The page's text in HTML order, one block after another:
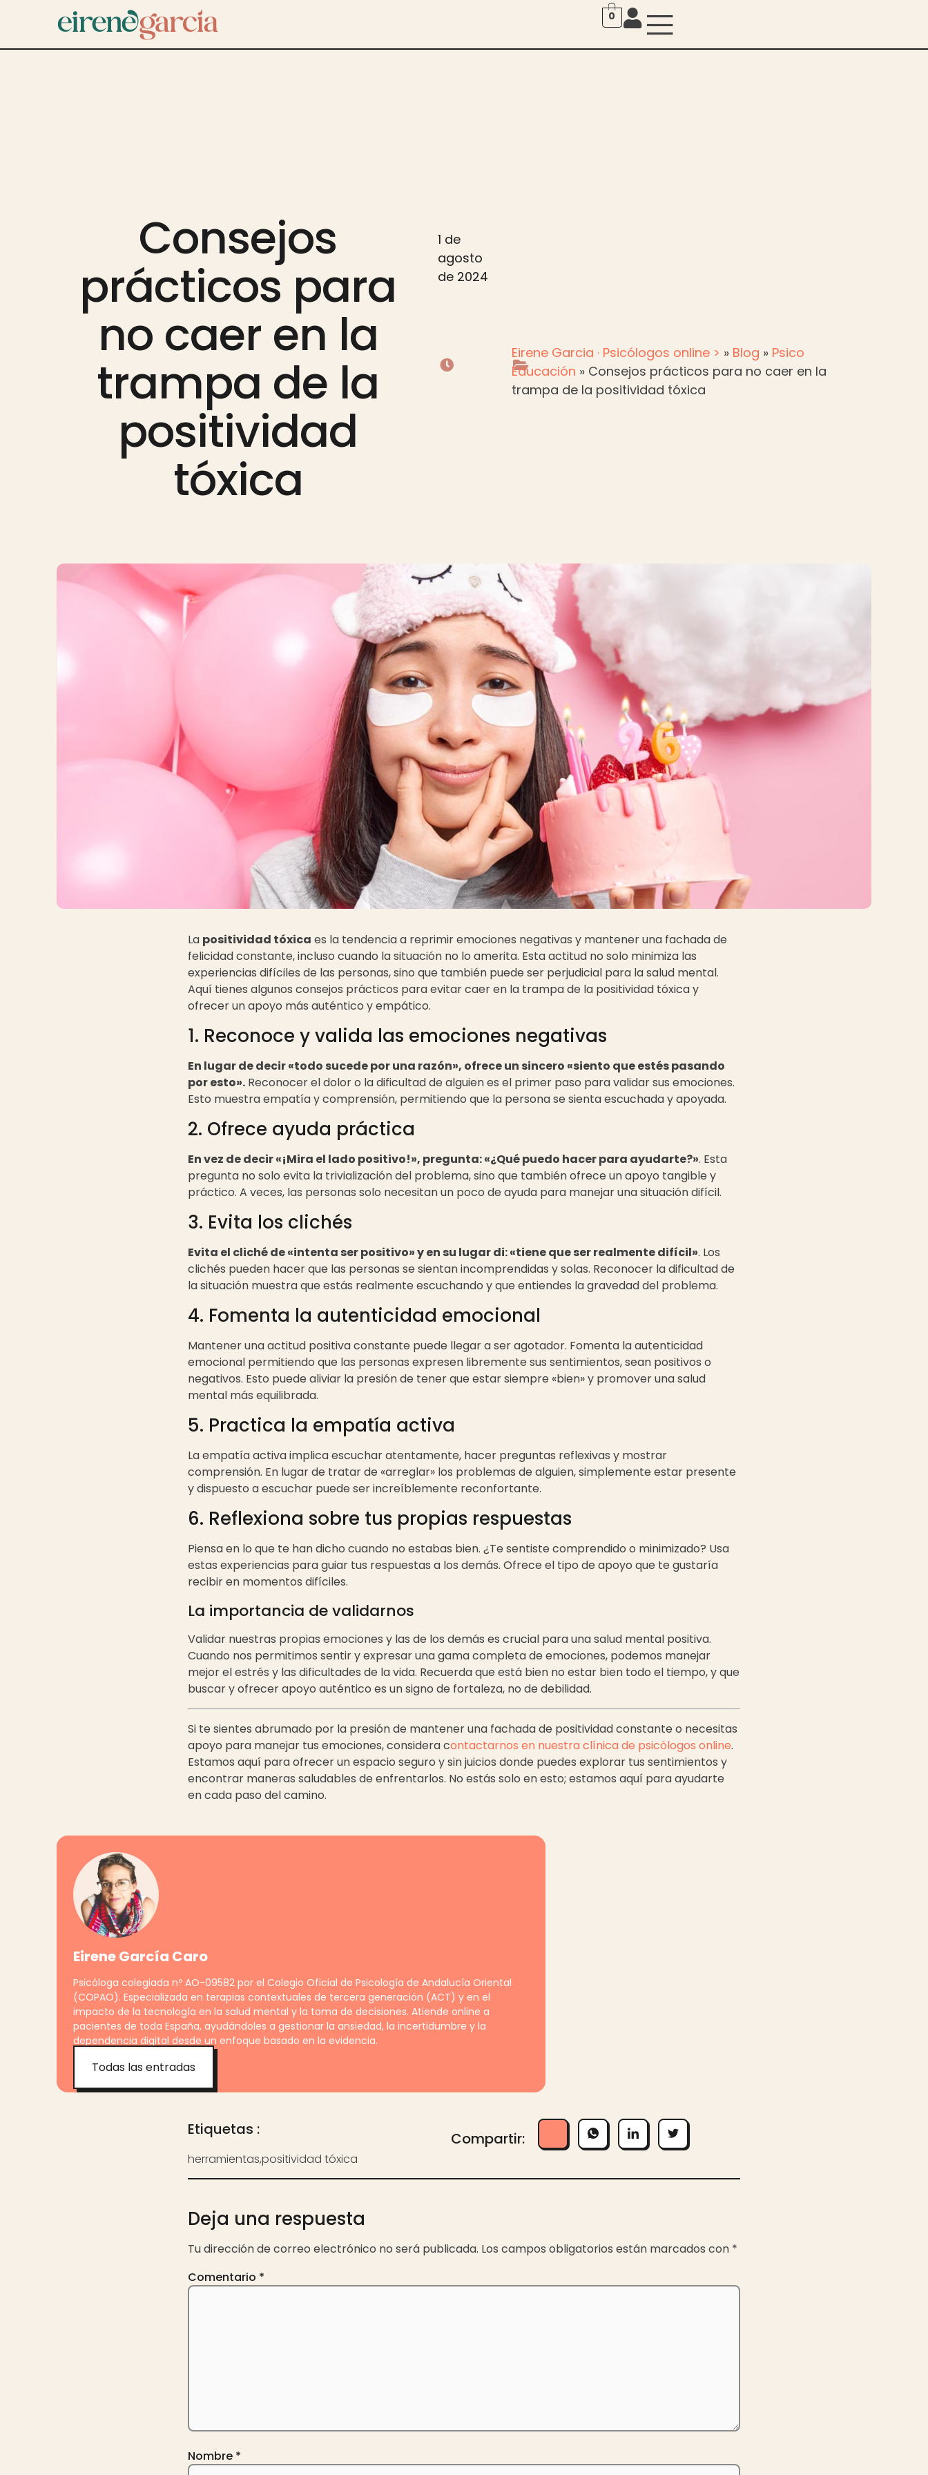
0
Consejos
prácticos para
no caer en la
trampa de la
positividad
tóxica
1 de
agosto
de 2024
Eirene Garcia · Psicólogos online > » Blog » Psico
Educación » Consejos prácticos para no caer en la
trampa de la positividad tóxica
La positividad tóxica es la tendencia a reprimir emociones negativas y mantener una fachada de
felicidad constante, incluso cuando la situación no lo amerita. Esta actitud no solo minimiza las
experiencias difíciles de las personas, sino que también puede ser perjudicial para la salud mental.
Aquí tienes algunos consejos prácticos para evitar caer en la trampa de la positividad tóxica y
ofrecer un apoyo más auténtico y empático.
1. Reconoce y valida las emociones negativas
En lugar de decir «todo sucede por una razón», ofrece un sincero «siento que estés pasando
por esto». Reconocer el dolor o la dificultad de alguien es el primer paso para validar sus emociones.
Esto muestra empatía y comprensión, permitiendo que la persona se sienta escuchada y apoyada.
2. Ofrece ayuda práctica
En vez de decir «¡Mira el lado positivo!», pregunta: «¿Qué puedo hacer para ayudarte?». Esta
pregunta no solo evita la trivialización del problema, sino que también ofrece un apoyo tangible y
práctico. A veces, las personas solo necesitan un poco de ayuda para manejar una situación difícil.
3. Evita los clichés
Evita el cliché de «intenta ser positivo» y en su lugar di: «tiene que ser realmente difícil». Los
clichés pueden hacer que las personas se sientan incomprendidas y solas. Reconocer la dificultad de
la situación muestra que estás realmente escuchando y que entiendes la gravedad del problema.
4. Fomenta la autenticidad emocional
Mantener una actitud positiva constante puede llegar a ser agotador. Fomenta la autenticidad
emocional permitiendo que las personas expresen libremente sus sentimientos, sean positivos o
negativos. Esto puede aliviar la presión de tener que estar siempre «bien» y promover una salud
mental más equilibrada.
5. Practica la empatía activa
La empatía activa implica escuchar atentamente, hacer preguntas reflexivas y mostrar
comprensión. En lugar de tratar de «arreglar» los problemas de alguien, simplemente estar presente
y dispuesto a escuchar puede ser increíblemente reconfortante.
6. Reflexiona sobre tus propias respuestas
Piensa en lo que te han dicho cuando no estabas bien. ¿Te sentiste comprendido o minimizado? Usa
estas experiencias para guiar tus respuestas a los demás. Ofrece el tipo de apoyo que te gustaría
recibir en momentos difíciles.
La importancia de validarnos
Validar nuestras propias emociones y las de los demás es crucial para una salud mental positiva.
Cuando nos permitimos sentir y expresar una gama completa de emociones, podemos manejar
mejor el estrés y las dificultades de la vida. Recuerda que está bien no estar bien todo el tiempo, y que
buscar y ofrecer apoyo auténtico es un signo de fortaleza, no de debilidad.
Si te sientes abrumado por la presión de mantener una fachada de positividad constante o necesitas
apoyo para manejar tus emociones, considera contactarnos en nuestra clínica de psicólogos online.
Estamos aquí para ofrecer un espacio seguro y sin juicios donde puedes explorar tus sentimientos y
encontrar maneras saludables de enfrentarlos. No estás solo en esto; estamos aquí para ayudarte
en cada paso del camino.
Eirene García Caro
Psicóloga colegiada nº AO-09582 por el Colegio Oficial de Psicología de Andalucía Oriental
(COPAO). Especializada en terapias contextuales de tercera generación (ACT) y en el
impacto de la tecnología en la salud mental y la toma de decisiones. Atiende online a
pacientes de toda España, ayudándoles a gestionar la ansiedad, la incertidumbre y la
dependencia digital desde un enfoque basado en la evidencia.
Todas las entradas
Etiquetas :
herramientas,positividad tóxica
Compartir:
Deja una respuesta
Tu dirección de correo electrónico no será publicada. Los campos obligatorios están marcados con *
Comentario *
Nombre *